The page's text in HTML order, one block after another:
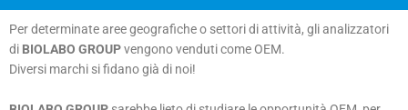
Per determinate aree geografiche o settori di attività, gli analizzatori
di BIOLABO GROUPvengono venduti come OEM.
Diversi marchi si fidano già di noi!